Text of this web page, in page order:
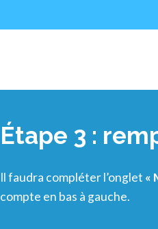
Étape 3 :
Il faudra compléter l’onglet «
compte en bas à gauche.